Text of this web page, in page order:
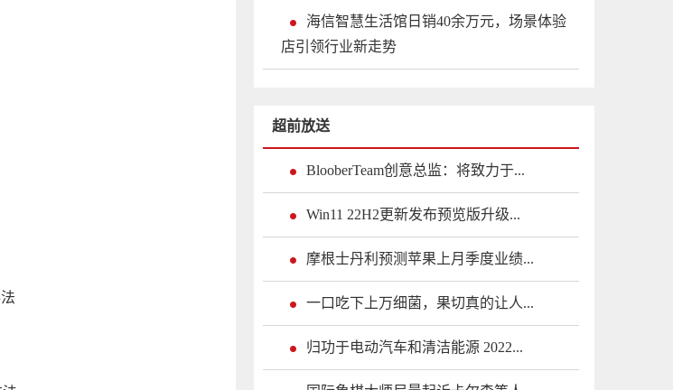
海信智慧生活馆日销40余万元，场景体验
店引领行业新走势
超前放送
BlooberTeam创意总监：将致力于...
Win11 22H2更新发布预览版升级...
摩根士丹利预测苹果上月季度业绩...
一口吃下上万细菌，果切真的让人...
归功于电动汽车和清洁能源 2022...